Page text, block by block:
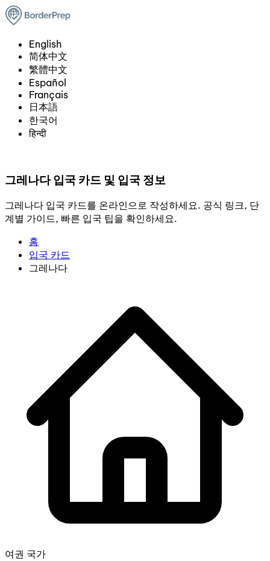
English
简体中文
繁體中文
Español
Français
日本語
한국어
हिन्दी
그레나다 입국 카드 및 입국 정보
그레나다 입국 카드를 온라인으로 작성하세요. 공식 링크, 단
계별 가이드, 빠른 입국 팁을 확인하세요.
홈
입국 카드
그레나다
여권 국가